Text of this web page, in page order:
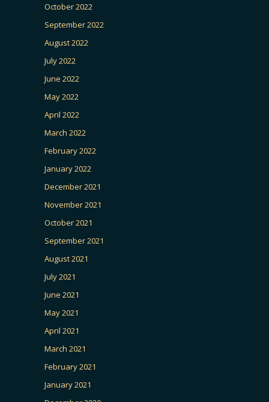
October 2022
September 2022
August 2022
July 2022
June 2022
May 2022
April 2022
March 2022
February 2022
January 2022
December 2021
November 2021
October 2021
September 2021
August 2021
July 2021
June 2021
May 2021
April 2021
March 2021
February 2021
January 2021